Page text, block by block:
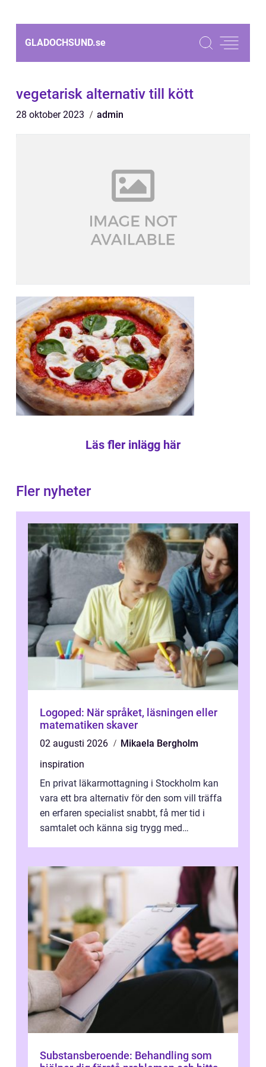
GLADOCHSUND.se
vegetarisk alternativ till kött
28 oktober 2023 admin
Läs fler inlägg här
Fler nyheter
Logoped: När språket, läsningen eller
matematiken skaver
02 augusti 2026
Mikaela Bergholm
inspiration
En privat läkarmottagning i Stockholm kan
vara ett bra alternativ för den som vill träffa
en erfaren specialist snabbt, få mer tid i
samtalet och känna sig trygg med
Substansberoende: Behandling som